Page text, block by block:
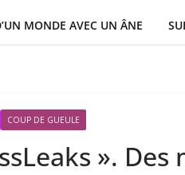
MONDE AVEC UN ÂNE
COUP DE GUEULE
».